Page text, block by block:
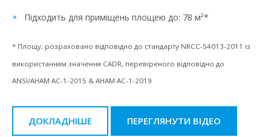
Підходить для приміщень площею до: 78 м²*
* Площу, розраховано відповідно до стандарту NRCC-54013-2011 із
використанням значення CADR, перевіреного відповідно до
ANSI/AHAM AC-1-2015 & AHAM AC-1-2019
ДОКЛАДНІШЕ ПЕРЕГЛЯНУТИ ВІДЕО